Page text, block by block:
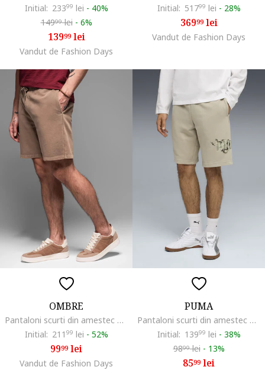
Initial: 23399 lei - 40%
14999lei - 6%
13999lei
Vandut de Fashion Days
Initial: 51799 lei - 28%
36999lei
Vandut de Fashion Days
OMBRE
Pantaloni scurti din amestec de bumbac cu buzunare laterale, Maro deschis
Initial: 211 99 lei - 52%
9999lei
Vandut de Fashion Days
PUMA
Pantaloni scurti din amestec de bumbac cu logo, Kaki/Maro nisip/Kaki inchis
Initial: 13999 lei - 38%
9899lei - 13%
8599lei